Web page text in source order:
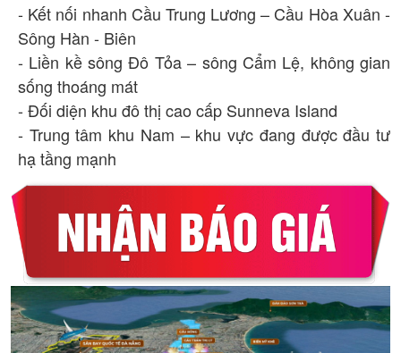
- Kết nối nhanh Cầu Trung Lương – Cầu Hòa Xuân -
Sông Hàn - Biên
- Liền kề sông Đô Tỏa – sông Cẩm Lệ, không gian
sống thoáng mát
- Đối diện khu đô thị cao cấp Sunneva Island
- Trung tâm khu Nam – khu vực đang được đầu tư
hạ tầng mạnh